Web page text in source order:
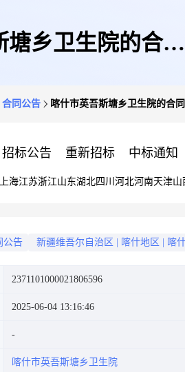
塘乡卫生院的合同
合同公告 喀什市英吾斯塘乡卫生院的合
招标公告 重新招标 中标通知
上海江苏浙江山东湖北四川 河北河南天津山
公告 新疆维吾尔自治区 喀什地区 喀
2371101000021806596
2025-06-04 13:16:46
喀什市英吾斯塘乡卫生院